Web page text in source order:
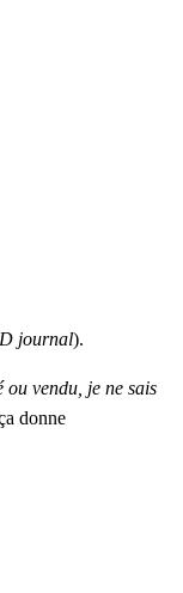
jour­nal).
ou ven­du, je ne sais
donne